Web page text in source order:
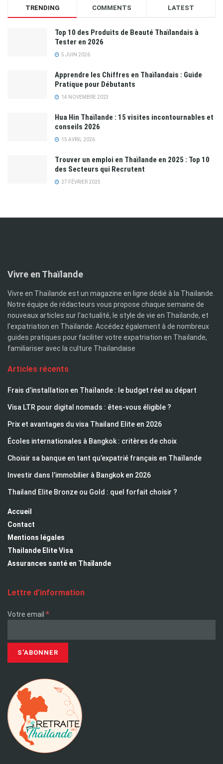
TRENDING COMMENTS LATEST
Top 10 des Produits de Beauté Thaïlandais à
Tester en 2026
5 JUIN 2026
Apprendre les Chiffres en Thaïlandais : Guide
Pratique pour Débutants
14 NOVEMBRE 2023
Hua Hin Thaïlande : 15 visites incontournables et
conseils 2026
15 AVRIL 2026
Trouver un emploi en Thaïlande en 2025 : Top 10
des Secteurs qui Recrutent
27 FÉVRIER 2025
Vivre en Thaïlande
Vivre en Thaïlande est un magazine en ligne dédié à la Thaïlande.
Notre équipe de rédacteurs vous propose chaque semaine de
nouveaux articles sur l'actualité, le style de vie en Thaïlande, et
l'expatriation en Thaïlande. Accédez également à de nombreux
guides pratiques pour faciliter votre expatriation en Thaïlande,
familiariser avec la culture Thaïlandaise
Articles récents
Frais d’installation en Thaïlande : le budget réel au départ
Visa LTR pour digital nomads : êtes-vous éligible ?
Prix et avantages du visa Thailand Elite en 2026
Écoles internationales à Bangkok : critères de choix
Choisir sa banque en tant qu’expatrié français en Thaïlande
Investir dans l’immobilier à Bangkok en 2026
Thailand Elite Bronze ou Gold : quel forfait choisir ?
Accueil
Contact
Mentions légales
Thailande Elite Visa
Assurances santé en Thaïlande
Lettre d’information
Votre email *